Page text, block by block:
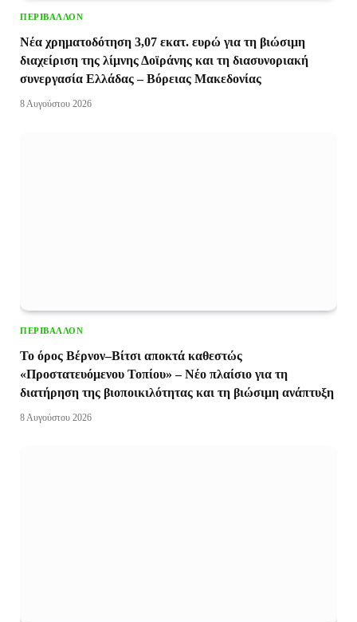
ΠΕΡΙΒΆΛΛΟΝ
Νέα χρηματοδότηση 3,07 εκατ. ευρώ για τη βιώσιμη
διαχείριση της λίμνης Δοϊράνης και τη διασυνοριακή
συνεργασία Ελλάδας – Βόρειας Μακεδονίας
8 Αυγούστου 2026
ΠΕΡΙΒΆΛΛΟΝ
Το όρος Βέρνον–Βίτσι αποκτά καθεστώς
«Προστατευόμενου Τοπίου» – Νέο πλαίσιο για τη
διατήρηση της βιοποικιλότητας και τη βιώσιμη ανάπτυξη
8 Αυγούστου 2026